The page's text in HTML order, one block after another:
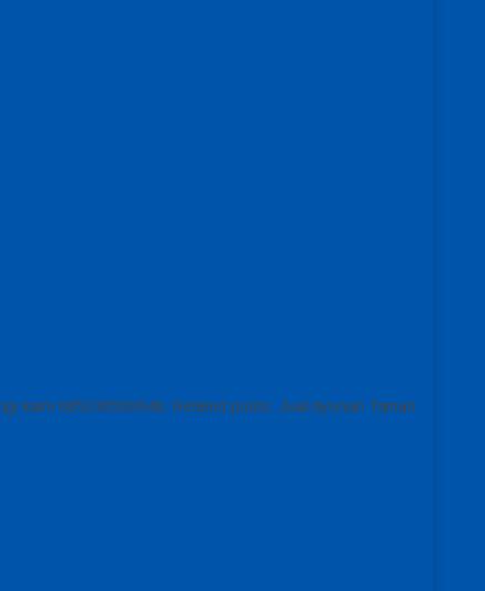
kami 085230550048. Related posts: Jual Ayunan Taman